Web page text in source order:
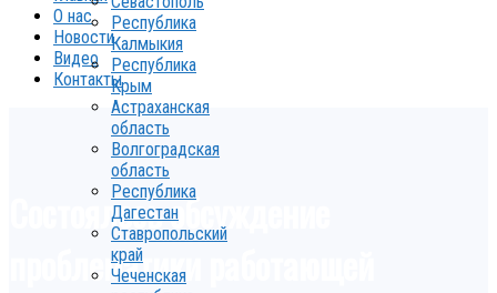
Республика
Калмыкия
Республика
Крым
Астраханская
область
Волгоградская
область
Республика
Дагестан
Ставропольский
край
Чеченская
О нас
Новости
Видео
Контакты
Состоялось обсуждение
проблематики работающей